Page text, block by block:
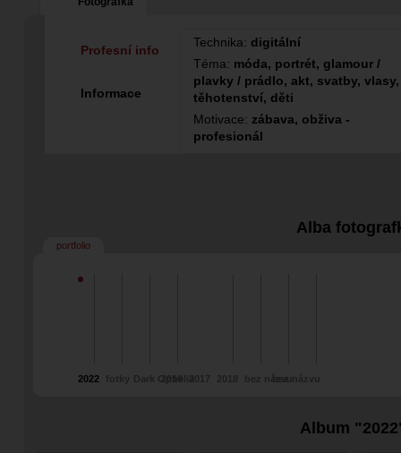
Technika: digitální
Téma: móda, portrét, glamour /
plavky / prádlo, akt, svatby, vlasy,
těhotenství, děti
Motivace: zábava, obživa -
profesionál
Profesní info
Informace
Alba
portfolio
2022
Album